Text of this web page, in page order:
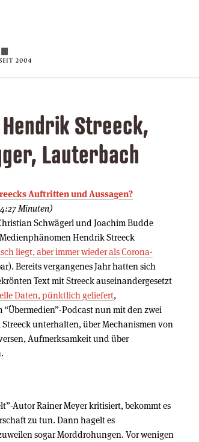
Streeck,
Lauterbach
Auftritten und Aussagen?
Minuten)
Schwägerl und Joachim Budde
Hendrik Streeck
liegt, aber immer wieder als Corona-
Bereits vergangenes Jahr hatten sich
Text mit Streeck auseinandergesetzt
Daten, pünktlich geliefert,
Podcast nun mit den zwei
unterhalten, über Mechanismen von
Aufmerksamkeit und über
Autor Rainer Meyer kritisiert, bekommt es
zu tun. Dann hagelt es
sogar Morddrohungen. Vor wenigen